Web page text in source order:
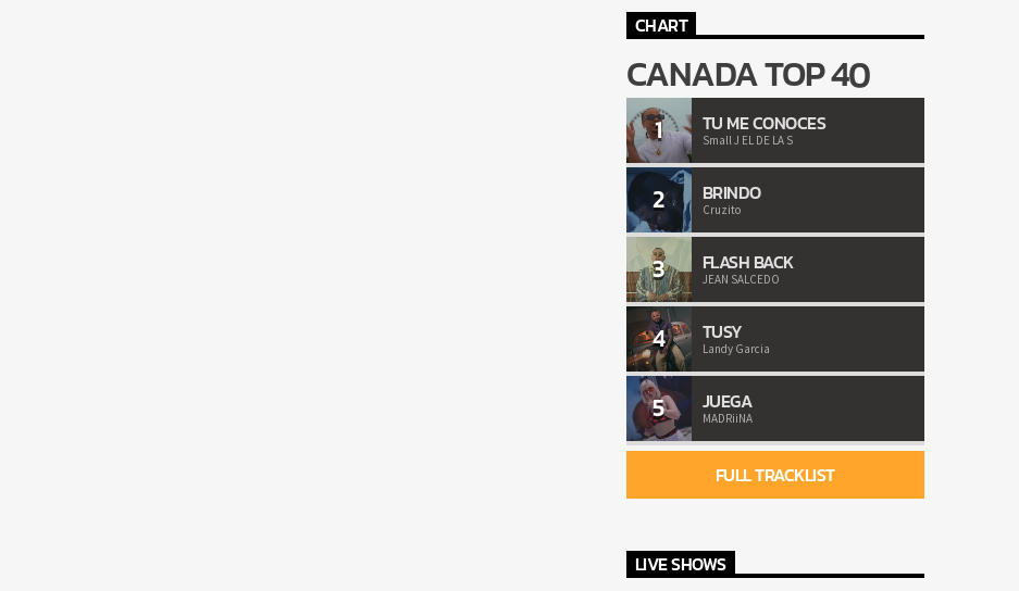
CHART
CANADA TOP 40
1 TU ME CONOCES
Small J EL DE LA S
2 BRINDO
Cruzito
3 FLASH BACK
JEAN SALCEDO
4 TUSY
Landy Garcia
5 JUEGA
MADRiiNA
FULL TRACKLIST
LIVE SHOWS